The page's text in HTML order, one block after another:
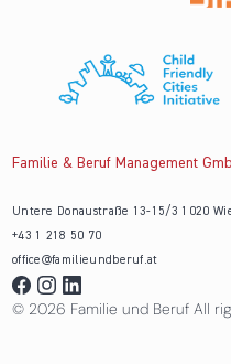
Familie & Beruf Management
Untere Donaustraße 13-15/3 1020
+43 1 218 50 70
office@familieundberuf.at
© 2026 Familie und Beruf All